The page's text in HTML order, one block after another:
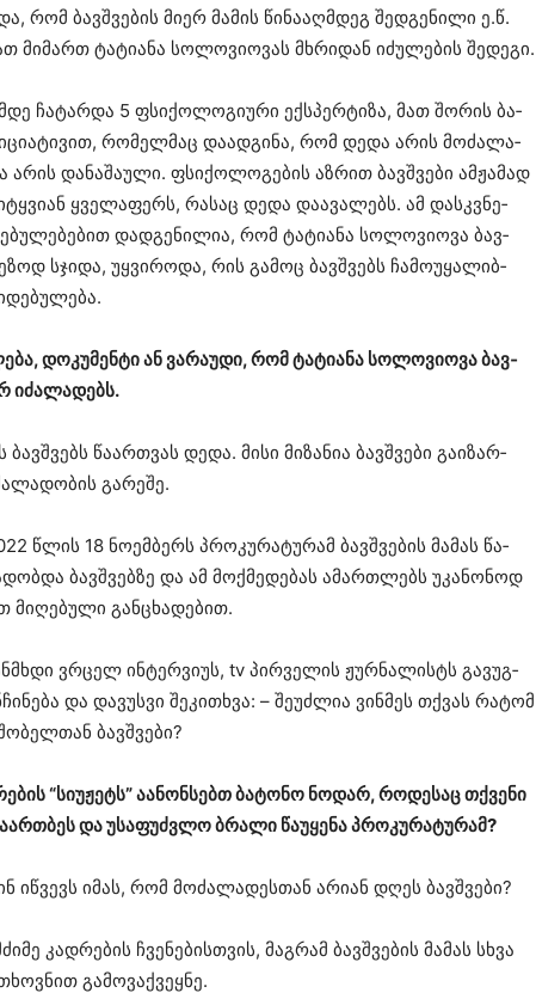
რომ ბავ­შვე­ბის მიერ მა­მის წი­ნა­აღ­მდეგ შედ­გე­ნი­ლი ე.წ.
მი­მართ ტა­ტი­ა­ნა სო­ლო­ვი­ო­ვას მხრი­დან იძუ­ლე­ბის შე­დე­გი.
ჩა­ტარ­და 5 ფსი­ქო­ლო­გი­უ­რი ექ­სპერ­ტი­ზა, მათ შო­რის ბა­
რო­მელ­მაც და­ად­გი­ნა, რომ დედა არის მო­ძა­ლა­
არის და­ნა­შა­უ­ლი. ფსი­ქო­ლო­გე­ბის აზ­რით ბავ­შვე­ბი ამ­ჟა­მად
ყვე­ლა­ფერს, რა­საც დედა და­ა­ვა­ლებს. ამ დას­კვნე­
დად­გე­ნი­ლია, რომ ტა­ტი­ა­ნა სო­ლო­ვი­ო­ვა ბავ­
სჯი­და, უყ­ვი­რო­და, რის გა­მოც ბავ­შვებს ჩა­მო­უ­ყა­ლიბ­
დო­კუ­მენ­ტი ან ვა­რა­უ­დი, რომ ტა­ტი­ა­ნა სო­ლო­ვი­ო­ვა ბავ­
იძა­ლა­დებს.
ბავ­შვებს წა­არ­თვას დედა. მისი მი­ზა­ნია ბავ­შვე­ბი გა­ი­ზარ­
გა­რე­შე.
წლის 18 ნო­ემ­ბერს პრო­კუ­რა­ტუ­რამ ბავ­შვე­ბის მა­მას წა­
ბავ­შვებ­ზე და ამ მოქ­მე­დე­ბას ამარ­თლებს უკა­ნო­ნოდ
მი­ღე­ბუ­ლი გან­ცხა­დე­ბით.
ვრცელ ინ­ტერ­ვი­უს, tv პირ­ვე­ლის ჟურ­ნა­ლისტს გა­ვუგ­
და და­ვუს­ვი შე­კი­თხვა: – შე­უძ­ლია ვინ­მეს თქვას რა­ტომ
ბავ­შვე­ბი?
“სი­უ­ჟეტს” აა­ნონ­სებთ ბა­ტო­ნო ნო­დარ, რო­დე­საც თქვე­ნი
და უსა­ფუძ­ვლო ბრა­ლი წა­უ­ყე­ნა პრო­კუ­რა­ტუ­რამ?
იმას, რომ მო­ძა­ლა­დეს­თან არი­ან დღეს ბავ­შვე­ბი?
კად­რე­ბის ჩვე­ნე­ბის­თვის, მაგ­რამ ბავ­შვე­ბის მა­მას სხვა
გა­მო­ვაქ­ვეყ­ნე.